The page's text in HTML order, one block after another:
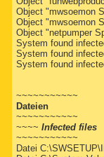
Object "mwsoemon
Object "mwsoemon
Object "netpumper
System found
System found
System found
~~~~~~~~~~~
Dateien
~~~~~~~~~~~
~~~~ Infected files
~~~~~~~~~~~
Datei